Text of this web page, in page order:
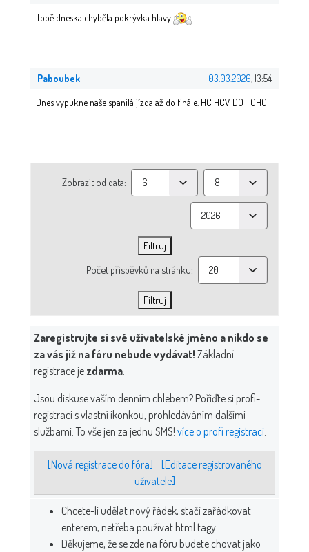
Tobě dneska chyběla pokrývka hlavy
Paboubek 03.03.2026, 13:54
Dnes vypukne naše spanilá jízda až do finále. HC HCV DO TOHO
Zobrazit od data:
Počet příspěvků na stránku:
Zaregistrujte si své uživatelské jméno a nikdo se
za vás již na fóru nebude vydávat! Základní
registrace je zdarma
Jsou diskuse vaším denním chlebem? Pořiďte si profi-
registraci s vlastní ikonkou, prohledáváním dalšími
službami. To vše jen za jednu SMS! více o profi registraci
[Nová registrace do fóra]
[Editace registrovaného
uživatele]
Chcete-li udělat nový řádek, stačí zařádkovat
enterem, netřeba používat html tagy.
Děkujeme, že se zde na fóru budete chovat jako